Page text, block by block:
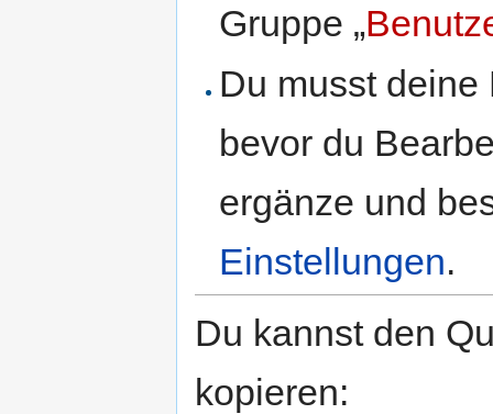
Gruppe „
Du musst
bevor du
ergänze und
Einstellungen.
Du kannst den
kopieren: